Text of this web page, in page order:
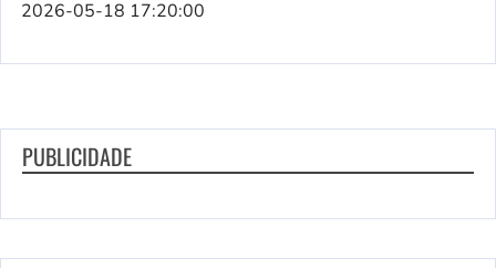
2026-05-18 17:20:00
PUBLICIDADE